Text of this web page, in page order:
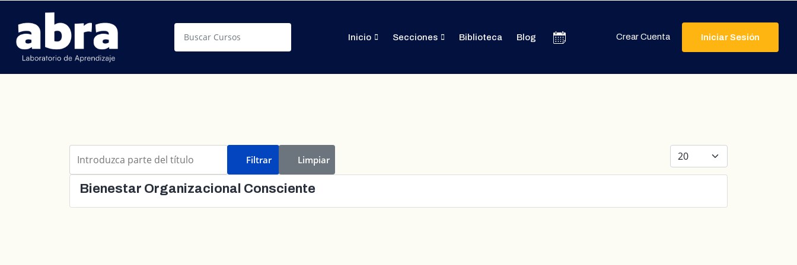
Buscar Inicio Secciones Biblioteca Blog Crear Cuenta Iniciar Sesión
Filtrar Limpiar
Cantidad a mostrar
Bienestar Organizacional Consciente